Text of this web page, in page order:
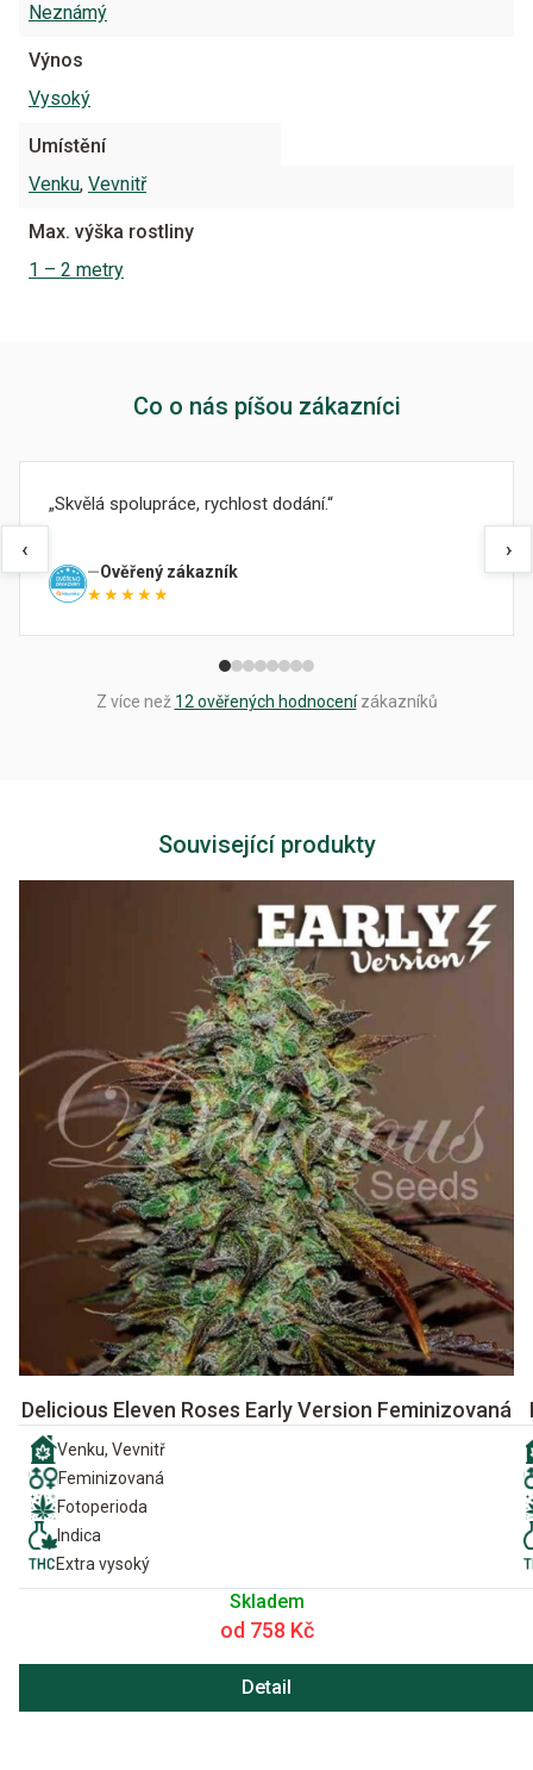
Neznámý
Výnos
Vysoký
Umístění
Venku, Vevnitř
Max. výška rostliny
1 – 2 metry
Co o nás píšou zákazníci
‹
Skvělá spolupráce, rychlost dodání.
Ověřený zákazník
★★★★★
›
Z více než 12 ověřených hodnocenízákazníků
Související produkty
Delicious Eleven Roses Early Version Feminizovaná
Venku, Vevnitř
Feminizovaná
Fotoperioda
Indica
Extra vysoký
Skladem
od 758 Kč
Detail